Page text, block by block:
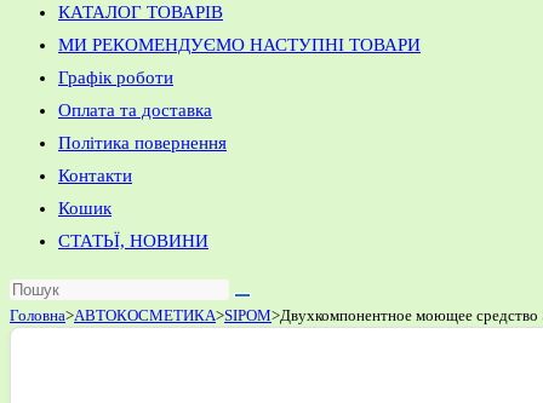
КАТАЛОГ ТОВАРІВ
МИ РЕКОМЕНДУЄМО НАСТУПНІ ТОВАРИ
Графік роботи
Оплата та доставка
Політика повернення
Контакти
Кошик
СТАТЬЇ, НОВИНИ
Головна>АВТОКОСМЕТИКА>SIPOM>Двухкомпонентное моющее